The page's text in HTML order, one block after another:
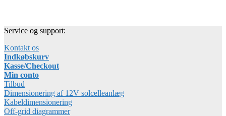
Service og support:
Kontakt os
Indkøbskurv
Kasse/Checkout
Min conto
Tilbud
Dimensionering af 12V solcelleanlæg
Kabeldimensionering
Off-grid diagrammer